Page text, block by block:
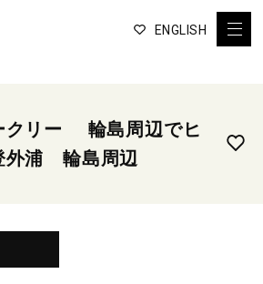
ENGLISH
クリー 輪島周辺でヒ
浦 輪島周辺